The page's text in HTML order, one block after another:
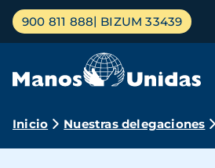
Pasar
contenido
Menú
principal
900 811 888 BIZUM 33439
Ruta
Inicio Nuestras delegaciones